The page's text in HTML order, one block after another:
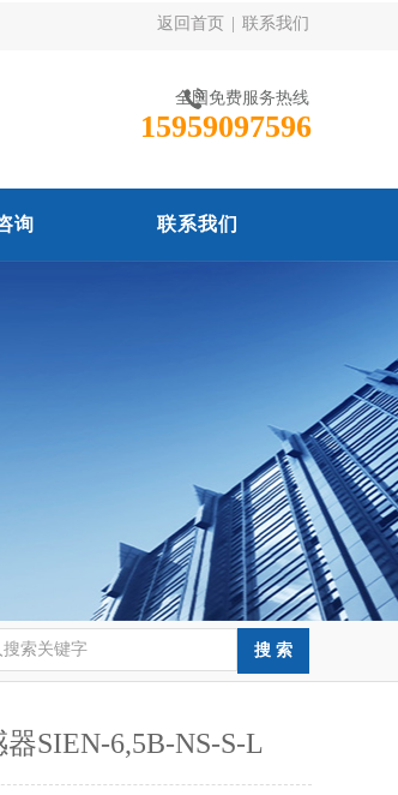
返回首页 联系我们
全国免费服务热线
15959097596
询 联系我们
SIEN-6,5B-NS-S-L